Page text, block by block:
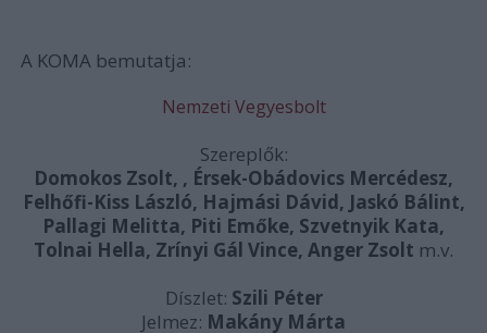
A KOMA bemutatja:
Nemzeti Vegyesbolt
Szereplők:
Domokos Zsolt, , Érsek-Obádovics Mercédesz,
Felhőfi-Kiss László, Hajmási Dávid, Jaskó Bálint,
Pallagi Melitta, Piti Emőke, Szvetnyik Kata,
Tolnai Hella, Zrínyi Gál Vince, Anger Zsolt m.v.
Díszlet: Szili Péter
Jelmez: Makány Márta